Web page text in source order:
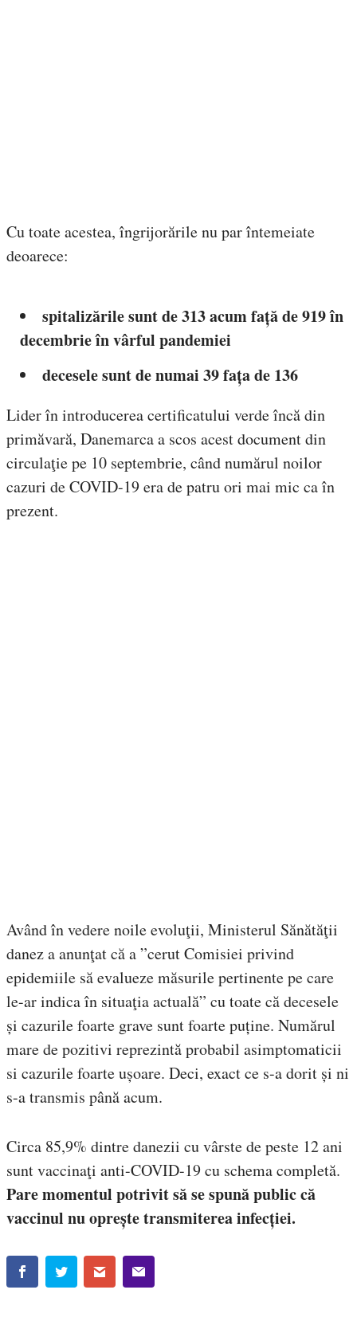
Cu toate acestea, îngrijorările nu par întemeiate
deoarece:
spitalizările sunt de 313 acum față de 919 în
decembrie în vârful pandemiei
decesele sunt de numai 39 fața de 136
Lider în introducerea certificatului verde încă din
primăvară, Danemarca a scos acest document din
circulaţie pe 10 septembrie, când numărul noilor
cazuri de COVID-19 era de patru ori mai mic ca în
prezent.
Având în vedere noile evoluţii, Ministerul Sănătăţii
danez a anunţat că a ”cerut Comisiei privind
epidemiile să evalueze măsurile pertinente pe care
le-ar indica în situaţia actuală” cu toate că decesele
și cazurile foarte grave sunt foarte puține. Numărul
mare de pozitivi reprezintă probabil asimptomaticii
si cazurile foarte ușoare. Deci, exact ce s-a dorit și ni
s-a transmis până acum.
Circa 85,9% dintre danezii cu vârste de peste 12 ani
sunt vaccinaţi anti-COVID-19 cu schema completă.
Pare momentul potrivit să se spună public că
vaccinul nu oprește transmiterea infecției.